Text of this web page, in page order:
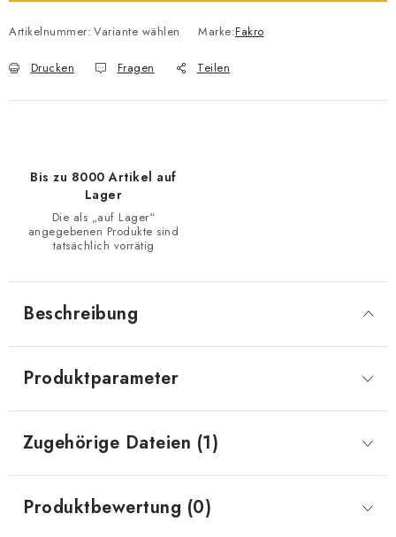
Artikelnummer: Variante wählen Marke:Fakro
Drucken Fragen Teilen
Bis zu 8000 Artikel auf
Lager
Die als „auf Lager“
angegebenen Produkte sind
tatsächlich vorrätig
Beschreibung
Produktparameter
Zugehörige Dateien (1)
Produktbewertung (0)